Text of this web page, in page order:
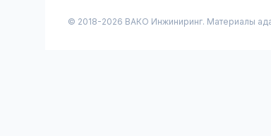
© 2018-2026 ВАКО Инжиниринг. Материалы